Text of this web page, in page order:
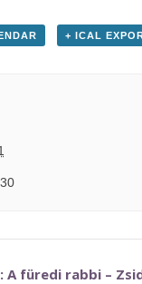
+ ICAL
füredi rabbi –